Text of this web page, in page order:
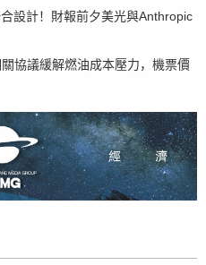
設計！財報前夕美光與Anthropic
協議緩解燃油成本壓力，機票價